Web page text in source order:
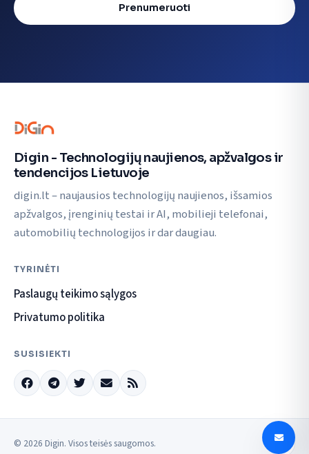
Prenumeruoti
Digin - Technologijų naujienos, apžvalgos ir
tendencijos Lietuvoje
digin.lt – naujausios technologijų naujienos, išsamios
apžvalgos, įrenginių testai ir AI, mobilieji telefonai,
automobilių technologijos ir dar daugiau.
TYRINĖTI
Paslaugų teikimo sąlygos
Privatumo politika
SUSISIEKTI
© 2026 Digin. Visos teisės saugomos.